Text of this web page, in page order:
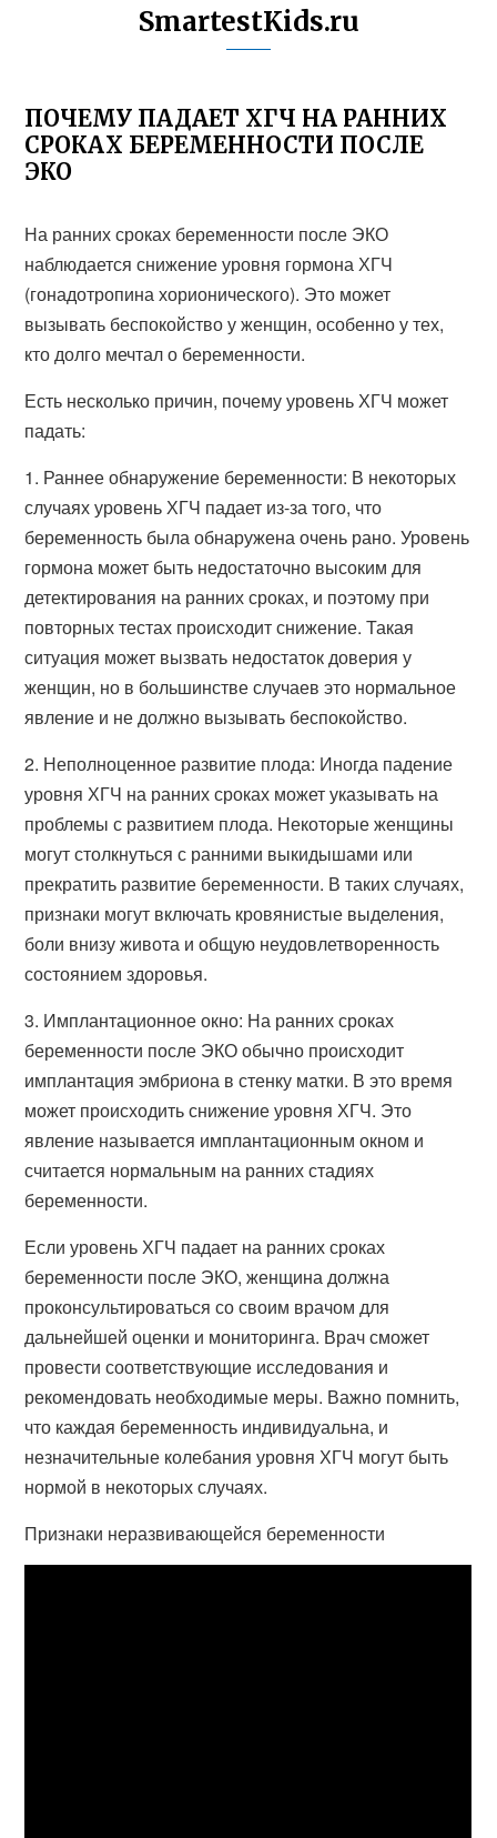
SmartestKids.ru
ПОЧЕМУ ПАДАЕТ ХГЧ НА РАННИХ
СРОКАХ БЕРЕМЕННОСТИ ПОСЛЕ
ЭКО
На ранних сроках беременности после ЭКО
наблюдается снижение уровня гормона ХГЧ
(гонадотропина хорионического). Это может
вызывать беспокойство у женщин, особенно у тех,
кто долго мечтал о беременности.
Есть несколько причин, почему уровень ХГЧ может
падать:
1. Раннее обнаружение беременности: В некоторых
случаях уровень ХГЧ падает из-за того, что
беременность была обнаружена очень рано. Уровень
гормона может быть недостаточно высоким для
детектирования на ранних сроках, и поэтому при
повторных тестах происходит снижение. Такая
ситуация может вызвать недостаток доверия у
женщин, но в большинстве случаев это нормальное
явление и не должно вызывать беспокойство.
2. Неполноценное развитие плода: Иногда падение
уровня ХГЧ на ранних сроках может указывать на
проблемы с развитием плода. Некоторые женщины
могут столкнуться с ранними выкидышами или
прекратить развитие беременности. В таких случаях,
признаки могут включать кровянистые выделения,
боли внизу живота и общую неудовлетворенность
состоянием здоровья.
3. Имплантационное окно: На ранних сроках
беременности после ЭКО обычно происходит
имплантация эмбриона в стенку матки. В это время
может происходить снижение уровня ХГЧ. Это
явление называется имплантационным окном и
считается нормальным на ранних стадиях
беременности.
Если уровень ХГЧ падает на ранних сроках
беременности после ЭКО, женщина должна
проконсультироваться со своим врачом для
дальнейшей оценки и мониторинга. Врач сможет
провести соответствующие исследования и
рекомендовать необходимые меры. Важно помнить,
что каждая беременность индивидуальна, и
незначительные колебания уровня ХГЧ могут быть
нормой в некоторых случаях.
Признаки неразвивающейся беременности